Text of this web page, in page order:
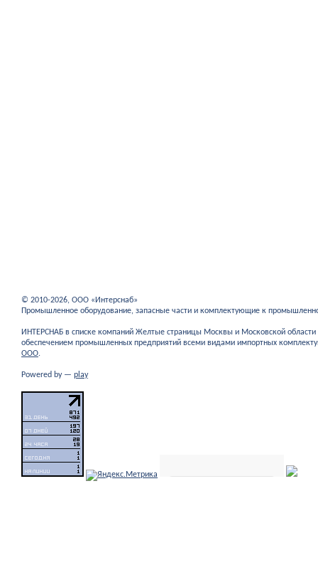
© 2010-2026, ООО «Интерснаб»
Промышленное оборудование, запасные части и комплектующие к
ИНТЕРСНАБ в списке компаний Желтые страницы Москвы и Московской
обеспечением промышленных предприятий всеми видами импортных
ООО.
Powered by — play